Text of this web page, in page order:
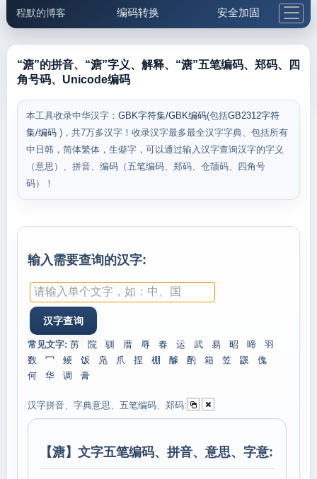
程默的博客 编码转换 安全加固
邮件工具 生活便民 更多工具
“溏”的拼音、“溏”字义、解释、“溏”五笔编码、郑码、四
角号码、Unicode编码
本工具收录中华汉字： GBK字符集/GBK编码(包括GB2312字符
集/编码 )，共7万多汉字！收录汉字最多最全汉字字典、包括所有
中日韩，简体繁体，生僻字，可以通过输入汉字查询汉字的字义
（意思）、拼音、编码（五笔编码、郑码、仓颉码、四角号
码）！
输入需要查询的汉字:
常见文字: 苈 院 驯 厝 辱 春 运 武 易 昭 啼
羽
数
冖 鲠 饭 凫 爪 捏 棚 醵 酌 箱 笠 鼷
傀
何
华 调 膏
汉字拼音、字典意思、五笔编码、郑码:
【溏】文字五笔编码、拼音、意思、字意: